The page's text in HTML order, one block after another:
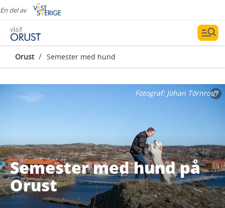
En del av
Orust / Semester med hund
Semester med hund på
Orust
Fotograf: Johan Törnroth